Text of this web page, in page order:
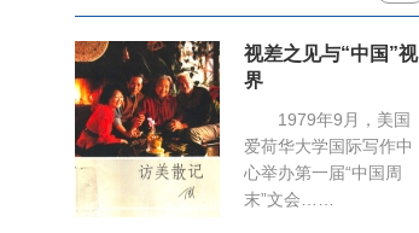
视差之见与“中国”视
界
1979年9月，美国
爱荷华大学国际写作中
心举办第一届“中国周
末”文会……